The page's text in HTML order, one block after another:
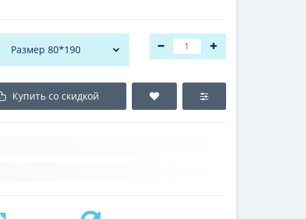
Купить со скидкой